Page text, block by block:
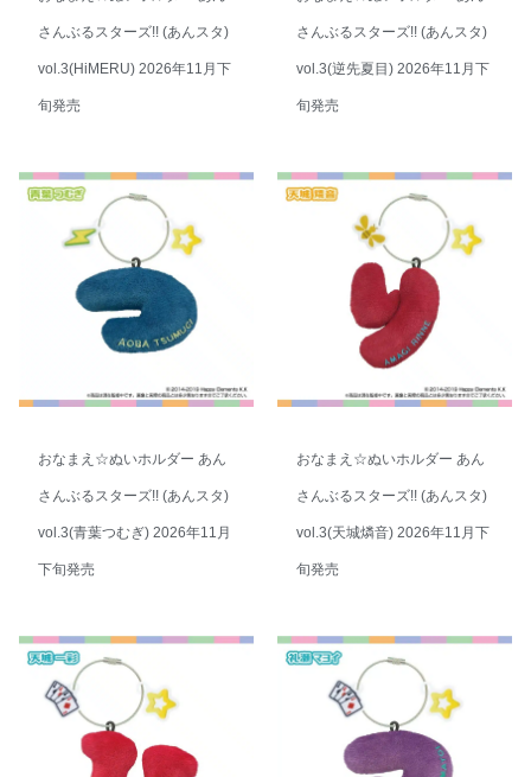
さんぶるスターズ!! (あんスタ)
vol.3(HiMERU) 2026年11月下
旬発売
さんぶるスターズ!! (あんスタ)
vol.3(逆先夏目) 2026年11月下
旬発売
おなまえ☆ぬいホルダー あん
さんぶるスターズ!! (あんスタ)
vol.3(青葉つむぎ) 2026年11月
下旬発売
おなまえ☆ぬいホルダー あん
さんぶるスターズ!! (あんスタ)
vol.3(天城燐音) 2026年11月下
旬発売